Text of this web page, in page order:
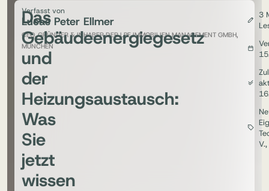
Das
Gebäudeenergiegesetz
und
der
Heizungsaustausch:
Was
Sie
jetzt
wissen
Verfasst von
Lucas Peter Ellmer
CEO, GRÜNDER & INHABER DER LPE IMMOBILIEN MANAGEMENT GMBH,
MÜNCHEN
3
V.,